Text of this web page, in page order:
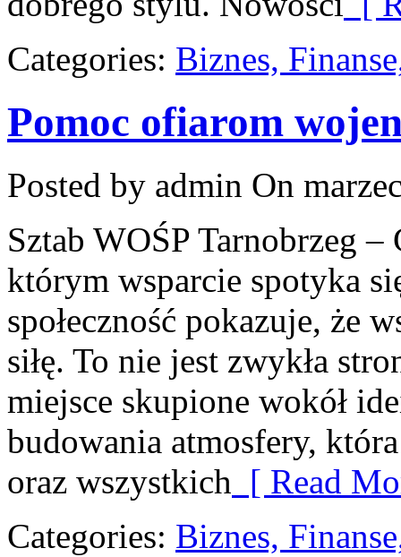
Categories: Biznes,
Pomoc ofiarom
Posted by admin On
Sztab WOŚP Tarnobrzeg
którym wsparcie spotyka
społeczność pokazuje, że
siłę. To nie jest zwykła
miejsce skupione wokół
budowania atmosfery,
oraz wszystkich [ Read
Categories: Biznes,